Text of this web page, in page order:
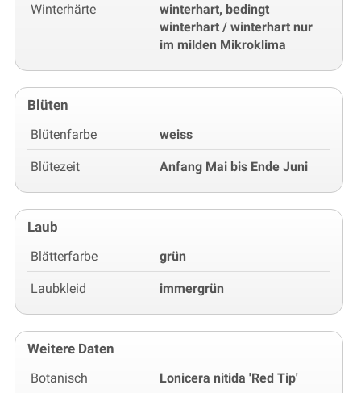
Winterhärte
winterhart, bedingt
winterhart / winterhart nur
im milden Mikroklima
Blüten
Blütenfarbe weiss
Blütezeit Anfang Mai bis Ende Juni
Laub
Blätterfarbe grün
Laubkleid immergrün
Weitere Daten
Botanisch Lonicera nitida 'Red Tip'